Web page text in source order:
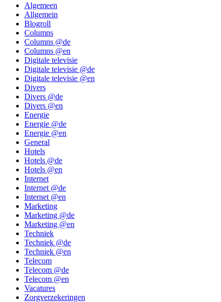
Algemeen
Allgemein
Blogroll
Columns
Columns @de
Columns @en
Digitale televisie
Digitale televisie @de
Digitale televisie @en
Divers
Divers @de
Divers @en
Energie
Energie @de
Energie @en
General
Hotels
Hotels @de
Hotels @en
Internet
Internet @de
Internet @en
Marketing
Marketing @de
Marketing @en
Techniek
Techniek @de
Techniek @en
Telecom
Telecom @de
Telecom @en
Vacatures
Zorgverzekeringen